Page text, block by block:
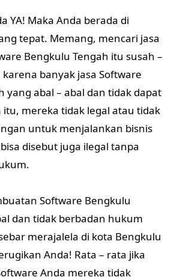
YA! Maka Anda berada di
tepat. Memang, mencari jasa
Bengkulu Tengah itu susah –
banyak jasa Software
yang abal – abal dan tidak dapat
itu, mereka tidak legal atau tidak
untuk menjalankan bisnis
disebut juga ilegal tanpa
Software Bengkulu
dan tidak berbadan hukum
merajalela di kota Bengkulu
Anda! Rata – rata jika
Anda mereka tidak